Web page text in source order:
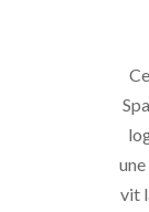
vit